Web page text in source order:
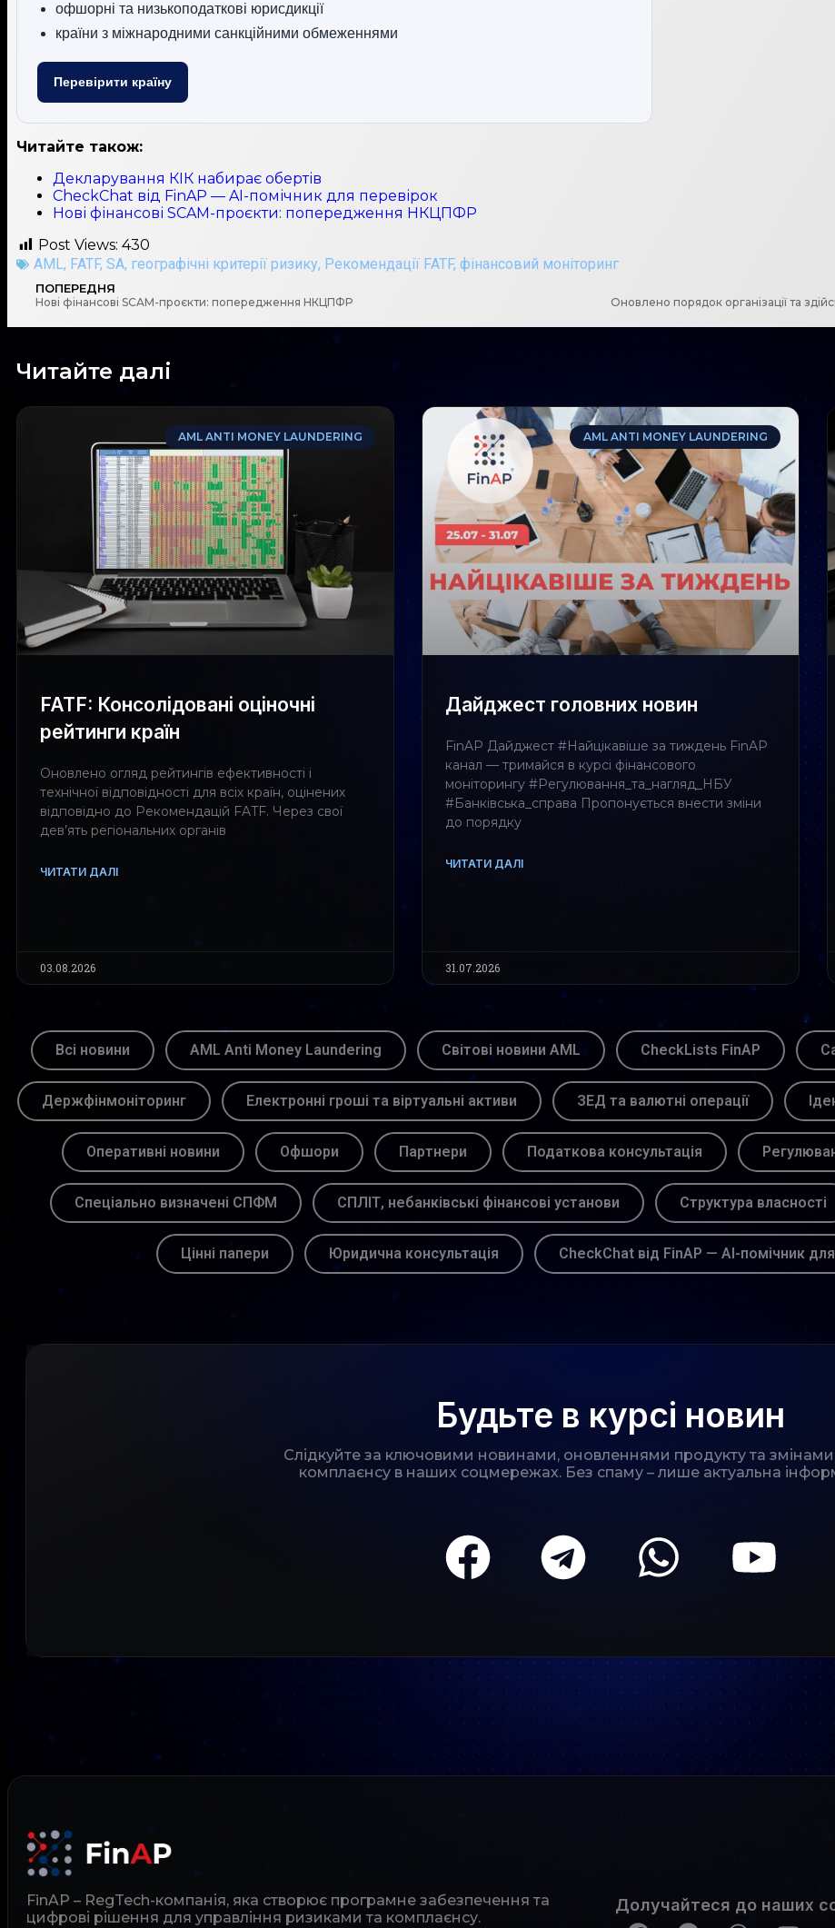
офшорні та низькоподаткові юрисдикції
країни з міжнародними санкційними обмеженнями
Перевірити країну
Читайте також:
Декларування КІК набирає обертів
CheckChat від FinAP — AI-помічник для перевірок
Нові фінансові SCAM-проєкти: попередження НКЦПФР
Post Views: 430
AML, FATF, SA, географічні критерії ризику, Рекомендації FATF, фінансовий моніторинг
ПОПЕРЕДНЯ
Нові фінансові SCAM-проєкти: попередження НКЦПФР
Читайте далі
AML ANTI MONEY LAUNDERING
FATF: Консолідовані оціночні
рейтинги країн
Оновлено огляд рейтингів ефективності і
технічної відповідності для всіх країн, оцінених
відповідно до Рекомендацій FATF. Через свої
дев’ять регіональних органів
ЧИТАТИ ДАЛІ
03.08.2026
AML ANTI MONEY LAUNDERING
Дайджест головних новин
FinAP Дайджест #Найцікавіше за тиждень FinAP
канал — тримайся в курсі фінансового
моніторингу #Регулювання_та_нагляд_НБУ
#Банківська_справа Пропонується внести зміни
до порядку
ЧИТАТИ ДАЛІ
31.07.2026
Всі новини AML Anti Money Laundering Світові новини AML CheckLists FinAP
Держфінмоніторинг Електронні гроші та віртуальні активи ЗЕД та валютні операції
Оперативні новини Офшори Партнери Податкова консультація
Спеціально визначені СПФМ СПЛІТ, небанківські фінансові установи Структура власності
Цінні папери Юридична консультація CheckChat від FinAP — AI-помічник
Будьте в курсі новин
Слідкуйте за ключовими новинами, оновленнями продукту та змінами
комплаєнсу в наших соцмережах. Без спаму – лише актуальна
FinAP – RegTech-компанія, яка створює програмне забезпечення та
цифрові рішення для управління ризиками та комплаєнсу.
Долучайтеся до наших